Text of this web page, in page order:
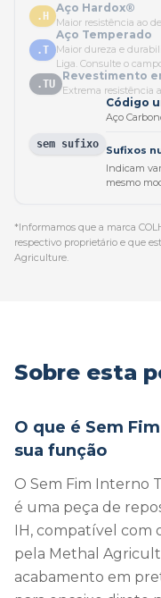
.H
Aço Hardox®
Maior resistência ao
.T
Aço Temperado
Maior dureza e
Liga. Consulte o
.TU
Revestimento
Extrema resistência
sem sufixo
Código
Aço
Sufixos
Indicam
mesmo
*Informamos que a marca
respectivo proprietário e que
Agriculture.
Sobre esta
O que é Sem
sua função
O Sem Fim Interno
é uma peça de
IH, compatível com
pela Methal
acabamento em